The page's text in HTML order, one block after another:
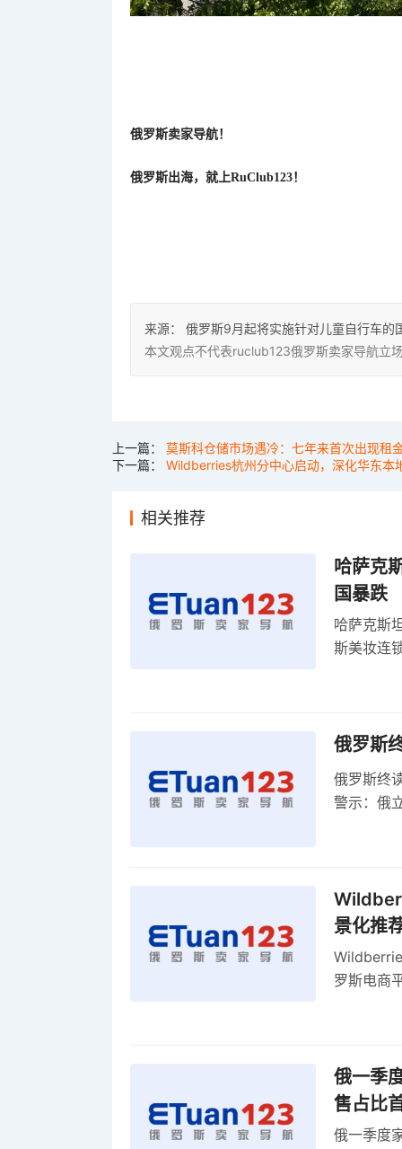
俄罗斯卖家导航！
俄罗斯出海，就上RuClub123！
来源：
俄罗斯9月起将实施针对儿童自行车的
本文观点不代表ruclub123俄罗斯卖家导航立
上一篇： 莫斯科仓储市场遇冷：七年来首次出现租
下一篇： Wildberries杭州分中心启动，深化华东本
相关推荐
哈萨克
国暴跌
哈萨克斯
斯美妆连
俄罗斯
俄罗斯终
警示：俄
景化推
罗斯电商
俄一季
售占比
俄一季度